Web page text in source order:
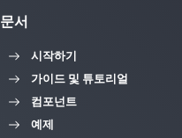
문서
시작하기
가이드 및 튜토리얼
컴포넌트
예제